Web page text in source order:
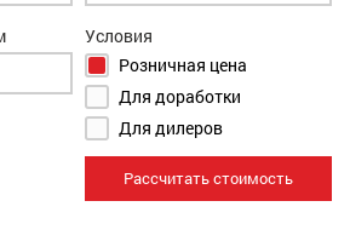
Условия
Розничная цена
Для доработки
Для дилеров
Рассчитать стоимость